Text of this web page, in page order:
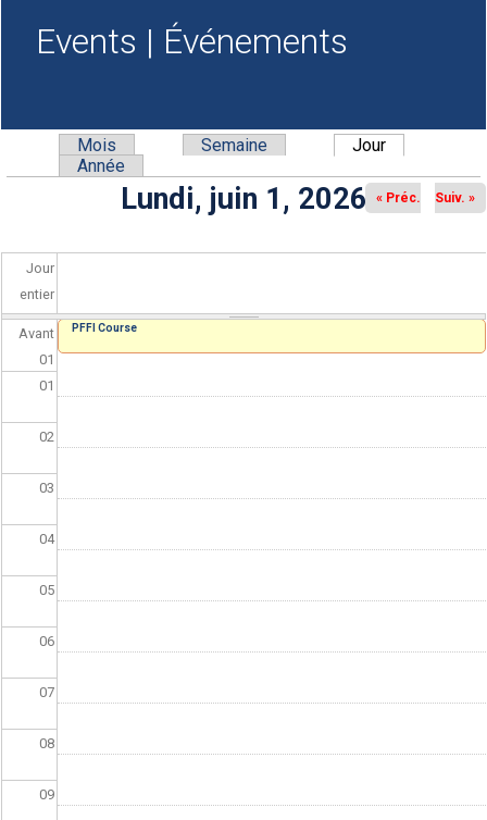
Events | Événements
Onglets principaux
Mois Semaine Jour
Année
Lundi, juin 1, 2026 « Préc. Suiv. »
Jour
entier
Avant
01
01
02
03
04
05
06
07
08
09
PFFI Course